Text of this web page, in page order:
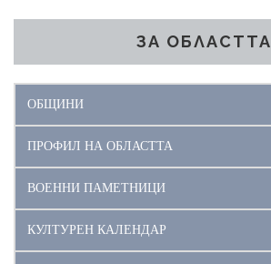
ЗА ОБЛАСТТА
ОБЩИНИ
ПРОФИЛ НА ОБЛАСТТА
ВОЕННИ ПАМЕТНИЦИ
КУЛТУРЕН КАЛЕНДАР